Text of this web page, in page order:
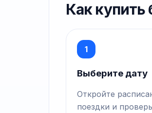
Как
1
Выберите дату
Откройте
поездки и